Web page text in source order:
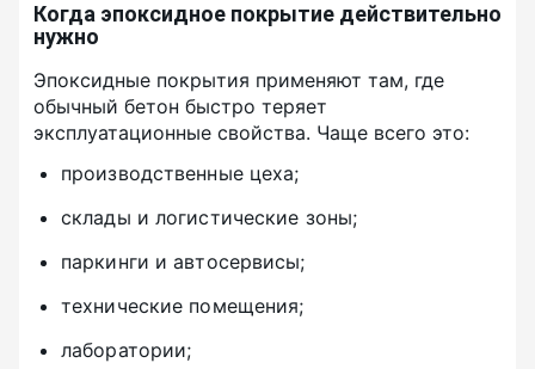
Когда эпоксидное покрытие действительно
нужно
Эпоксидные покрытия применяют там, где
обычный бетон быстро теряет
эксплуатационные свойства. Чаще всего это:
производственные цеха;
склады и логистические зоны;
паркинги и автосервисы;
технические помещения;
лаборатории;